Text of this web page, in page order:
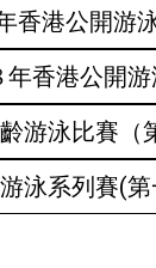
香港公開游
香港公開
游泳比賽（
泳系列賽(